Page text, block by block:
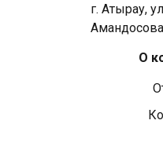
г. Атырау,
О